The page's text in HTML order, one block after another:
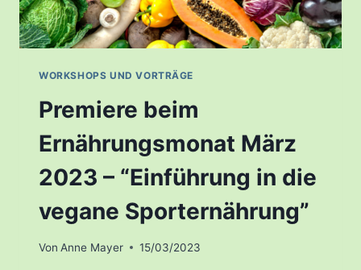
WORKSHOPS UND VORTRÄGE
Premiere beim
Ernährungsmonat März
2023 – “Einführung in die
vegane Sporternährung”
Von Anne Mayer 15/03/2023